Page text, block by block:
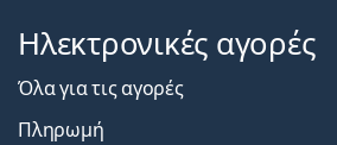
Ηλεκτρονικές αγορές
Όλα για τις αγορές
Πληρωμή